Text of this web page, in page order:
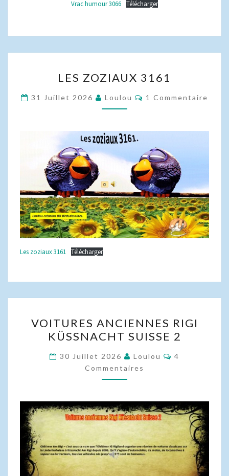
Vrac humour 3066 Télécharger
ZOZIAUX
3161
LES ZOZIAUX 3161
31 Juillet 2026 Loulou Commentaires
1 Commentaire
Les zoziaux 3161 Télécharger
ANCIENNES
RIGI
KÜSSNACHT
SUISSE
2
VOITURES ANCIENNES RIGI
KÜSSNACHT SUISSE 2
30 Juillet 2026 Loulou
4
Commentaires